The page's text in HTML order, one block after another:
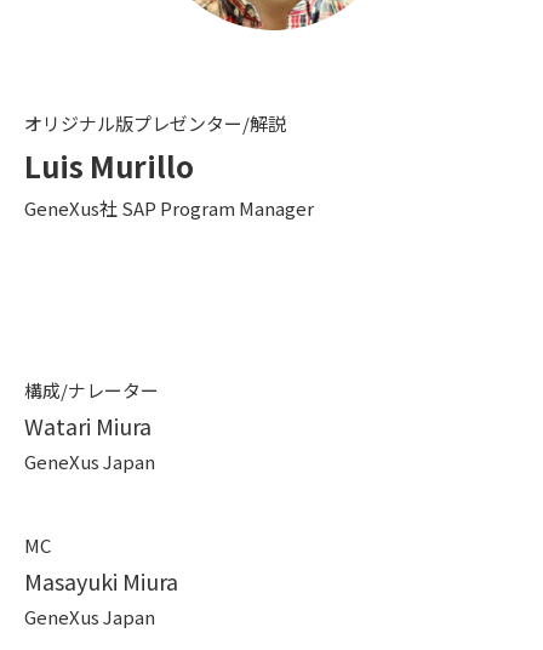
オリジナル版プレゼンター/解説
Luis Murillo
GeneXus社 SAP Program Manager
構成/ナレーター
Watari Miura
GeneXus Japan
MC
Masayuki Miura
GeneXus Japan